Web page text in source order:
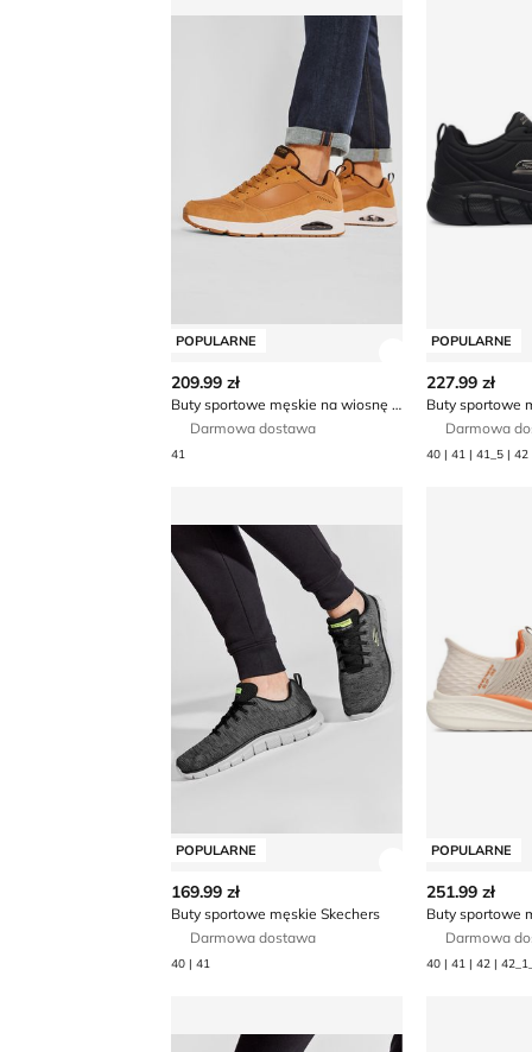
POPULARNE
209.99 zł
Buty sportowe męskie na wiosnę Skechers
Darmowa dostawa
41
POPULARNE
227.99 zł
Darmowa
POPULARNE
169.99 zł
Buty sportowe męskie Skechers
Darmowa dostawa
40 | 41
POPULARNE
251.99 zł
Darmowa